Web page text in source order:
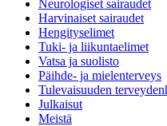
Neurologiset sairaudet
Harvinaiset sairaudet
Hengityselimet
Tuki- ja liikuntaelimet
Vatsa ja suolisto
Päihde- ja mielenterveys
Tulevaisuuden
Julkaisut
Meistä